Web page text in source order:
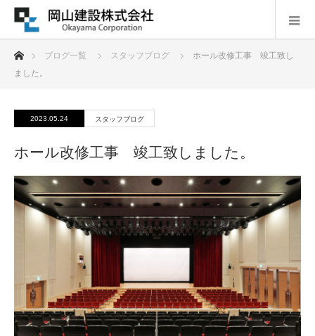
ホームブログ一覧 スタッフブログ
ホール改修工事 竣工致し
ました。
2023.05.24 スタッフブログ
ホール改修工事 竣工致しました。